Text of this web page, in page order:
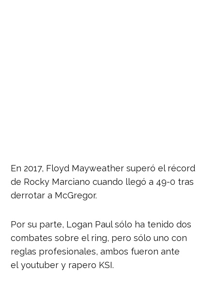
En 2017, Floyd Mayweather superó el récord
de Rocky Marciano cuando llegó a 49-0 tras
derrotar a McGregor.
Por su parte, Logan Paul sólo ha tenido dos
combates sobre el ring, pero sólo uno con
reglas profesionales, ambos fueron ante
el youtuber y rapero KSI.